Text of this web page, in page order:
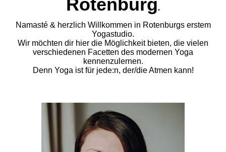
Rotenburg.
Namasté & herzlich Willkommen in Rotenburgs erstem
Yogastudio.
Wir möchten dir hier die Möglichkeit bieten, die vielen
verschiedenen Facetten des modernen Yoga
kennenzulernen.
Denn Yoga ist für jede:n, der/die Atmen kann!